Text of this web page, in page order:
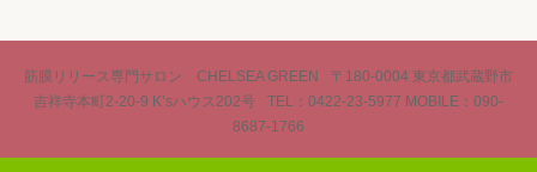
筋膜リリース専門サロン CHELSEA GREEN
〒180-0004 東京都武蔵野市
吉祥寺本町2-20-9 K’sハウス202号
TEL：0422-23-5977 MOBILE：090-
8687-1766